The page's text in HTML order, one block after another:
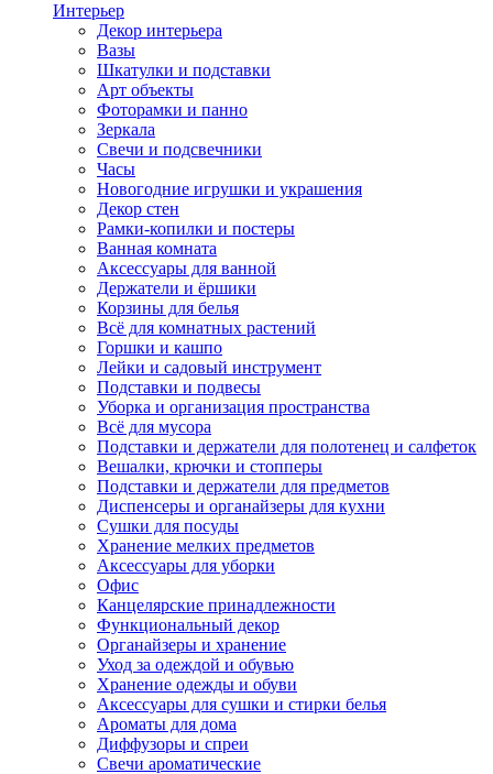
Интерьер
Декор интерьера
Вазы
Шкатулки и подставки
Арт объекты
Фоторамки и панно
Зеркала
Свечи и подсвечники
Часы
Новогодние игрушки и украшения
Декор стен
Рамки-копилки и постеры
Ванная комната
Аксессуары для ванной
Держатели и ёршики
Корзины для белья
Всё для комнатных растений
Горшки и кашпо
Лейки и садовый инструмент
Подставки и подвесы
Уборка и организация пространства
Всё для мусора
Подставки и держатели для полотенец и салфеток
Вешалки, крючки и стопперы
Подставки и держатели для предметов
Диспенсеры и органайзеры для кухни
Сушки для посуды
Хранение мелких предметов
Аксессуары для уборки
Офис
Канцелярские принадлежности
Функциональный декор
Органайзеры и хранение
Уход за одеждой и обувью
Хранение одежды и обуви
Аксессуары для сушки и стирки белья
Ароматы для дома
Диффузоры и спреи
Свечи ароматические